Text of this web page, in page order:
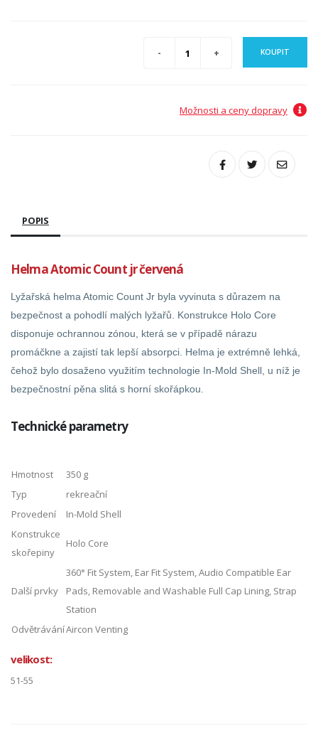
KOUPIT
Možnosti a ceny dopravy
POPIS
Helma Atomic Count jr červená
Lyžařská helma Atomic Count Jr byla vyvinuta s důrazem na
bezpečnost a pohodlí malých lyžařů. Konstrukce Holo Core
disponuje ochrannou zónou, která se v případě nárazu
promáčkne a zajistí tak lepší absorpci. Helma je extrémně lehká,
čehož bylo dosaženo využitím technologie In-Mold Shell, u níž je
bezpečnostní pěna slitá s horní skořápkou.
Technické parametry
Hmotnost
350 g
Typ
rekreační
Provedení
In-Mold Shell
Konstrukce
skořepiny
Holo Core
Další prvky
360° Fit System, Ear Fit System, Audio Compatible Ear
Pads, Removable and Washable Full Cap Lining, Strap
Station
OdvětráváníAircon Venting
velikost:
51-55